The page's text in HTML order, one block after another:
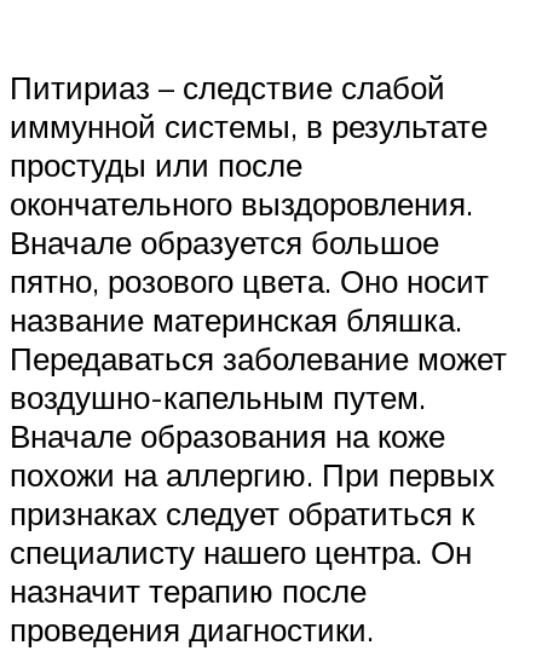
Питириаз – следствие слабой
иммунной системы, в результате
простуды или после
окончательного выздоровления.
Вначале образуется большое
пятно, розового цвета. Оно носит
название материнская бляшка.
Передаваться заболевание может
воздушно-капельным путем.
Вначале образования на коже
похожи на аллергию. При первых
признаках следует обратиться к
специалисту нашего центра. Он
назначит терапию после
проведения диагностики.